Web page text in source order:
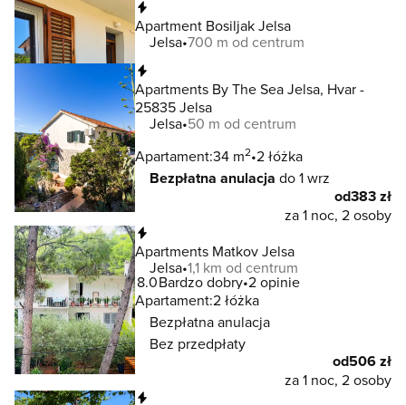
Apartment Bosiljak Jelsa
Jelsa 700 m od centrum
Apartments By The Sea Jelsa, Hvar -
25835 Jelsa
Jelsa 50 m od centrum
Apartament:34 m2 2 łóżka
Bezpłatna anulacja do 1 wrz
od383 zł
za 1 noc, 2 osoby
Apartments Matkov Jelsa
Jelsa 1,1 km od centrum
8.0Bardzo dobry 2 opinie
Apartament:2 łóżka
Bezpłatna anulacja
Bez przedpłaty
od506 zł
za 1 noc, 2 osoby